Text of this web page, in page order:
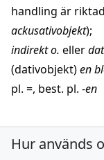
handling är
ackusativobjekt);
indirekto. eller
(dativobjekt)en
pl. =, best. pl. -en
Hur används